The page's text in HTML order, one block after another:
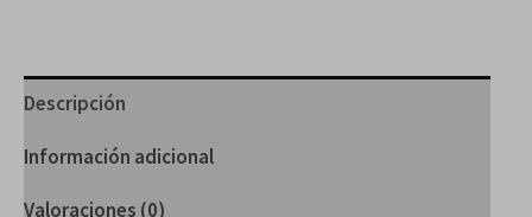
Descripción
Información adicional
Valoraciones (0)